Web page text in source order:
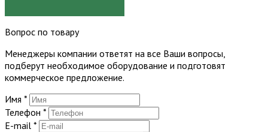
Вопрос по товару
Менеджеры компании ответят на все Ваши вопросы,
подберут необходимое оборудование и подготовят
коммерческое предложение.
Имя *
Телефон *
E-mail *